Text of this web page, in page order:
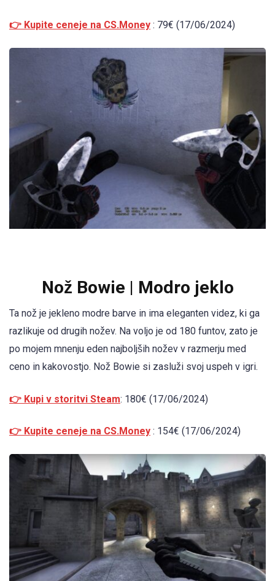
👉 Kupite ceneje na CS.Money : 79€ (17/06/2024)
Nož Bowie | Modro jeklo
Ta nož je jekleno modre barve in ima eleganten videz, ki ga
razlikuje od drugih nožev. Na voljo je od 180 funtov, zato je
po mojem mnenju eden najboljših nožev v razmerju med
ceno in kakovostjo. Nož Bowie si zasluži svoj uspeh v igri.
👉 Kupi v storitvi Steam: 180€ (17/06/2024)
👉 Kupite ceneje na CS.Money : 154€ (17/06/2024)